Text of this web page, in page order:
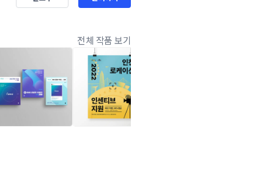
전체 작품 보기